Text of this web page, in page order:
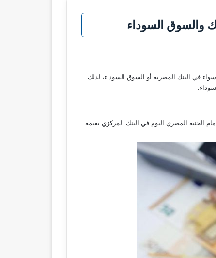
في البنك المصرية أو السوق السوداء، لذلك
الجنيه المصري اليوم في البنك المركزي بقيمة